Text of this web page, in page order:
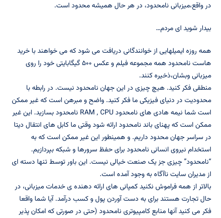
در واقع،میزبانی نامحدود، در هر حال همیشه محدود است.
بیدار شوید ای مردم…
همه روزه ایمیلهایی از خوانندگانی دریافت می شود که می خواهند با خرید
هاست نامحدود همه مجموعه فیلم و عکس ۵۰۰ گیگابایتی خود را روی
میزبانی وبشان،ذخیره کنند.
منطقی فکر کنید. هیچ چیزی در این جهان نامحدود نیست. در رابطه با
محدودیت در دنیای فیزیکی ما فکر کنید. واضح و مبرهن است که غیر ممکن
است شما نیمه هادی های نامحدود RAM , CPU نامحدود بسازید. این غیر
ممکن است که پهنای باند نامحدود ارائه شود وقتی ما کابل های انتقال دیتا
در سراسر جهان محدود داریم. و همینطور این غیر ممکن است که به
استخدام نیروی انسانی نامحدود برای حفظ سرورها و شبکه بپردازیم.
“نامحدود” چیزی جز یک صنعت خیالی نیست. این باور توسط تنها دسته ای
از مدیران سایت ناآگاه به وجود آمده است.
بالاتر از همه فراموش نکنید کمپانی های ارائه دهنده ی خدمات میزبانی، در
حال تجارت هستند برای به دست آوردن پول و کسب درآمد. آیا شما واقعا
فکر می کنید آنها منابع کامپیوتری نامحدود (حتی در صورتی که امکان پذیر